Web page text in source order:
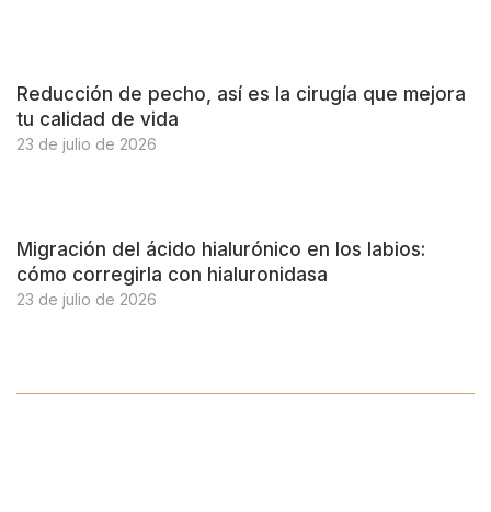
Reducción de pecho, así es la cirugía que mejora
tu calidad de vida
23 de julio de 2026
Migración del ácido hialurónico en los labios:
cómo corregirla con hialuronidasa
23 de julio de 2026